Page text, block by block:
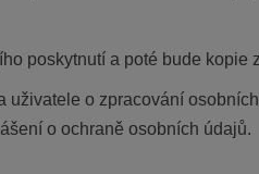
poskytnutí a poté bude kopie
uživatele o zpracování
o ochraně osobních údajů.